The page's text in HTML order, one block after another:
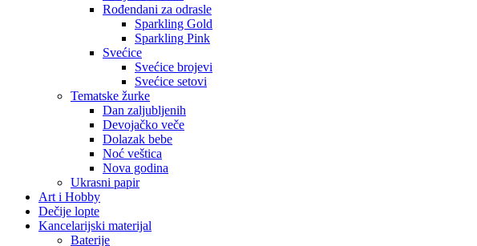
Rođendani za odrasle
Sparkling Gold
Sparkling Pink
Svećice
Svećice brojevi
Svećice setovi
Tematske žurke
Dan zaljubljenih
Devojačko veče
Dolazak bebe
Noć veštica
Nova godina
Ukrasni papir
Art i Hobby
Dečije lopte
Kancelarijski materijal
Baterije